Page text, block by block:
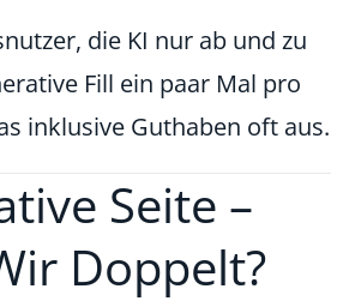
die KI nur ab und zu
Fill ein paar Mal pro
inklusive Guthaben oft aus.
Seite –
Doppelt?